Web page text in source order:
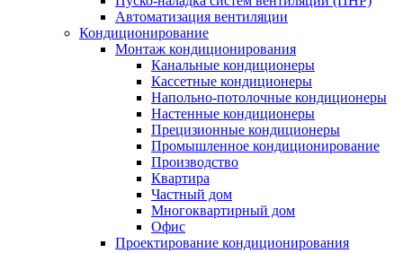
Автоматизация вентиляции
Кондиционирование
Монтаж кондиционирования
Канальные кондиционеры
Кассетные кондиционеры
Напольно-потолочные кондиционеры
Настенные кондиционеры
Прецизионные кондиционеры
Промышленное кондиционирование
Производство
Квартира
Частный дом
Многоквартирный дом
Офис
Проектирование кондиционирования